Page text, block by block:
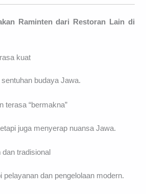
Raminten dari Restoran Lain di
kuat
budaya Jawa.
terasa “bermakna”
juga menyerap nuansa Jawa.
tradisional
pelayanan dan pengelolaan modern.